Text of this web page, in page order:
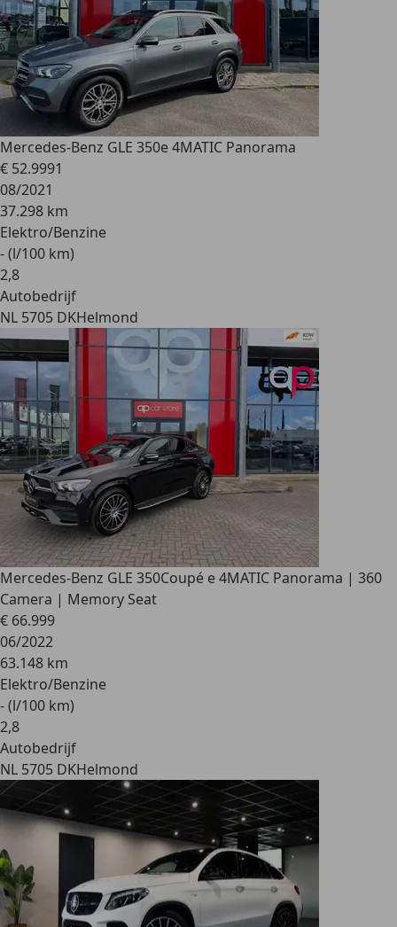
Mercedes-Benz GLE 350e 4MATIC Panorama
€ 52.9991
08/2021
37.298 km
Elektro/Benzine
- (l/100 km)
2,8
Autobedrijf
NL 5705 DKHelmond
Mercedes-Benz GLE 350Coupé e 4MATIC Panorama | 360
Camera | Memory Seat
€ 66.999
06/2022
63.148 km
Elektro/Benzine
- (l/100 km)
2,8
Autobedrijf
NL 5705 DKHelmond